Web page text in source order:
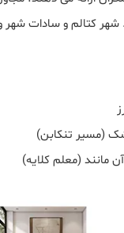
کتالم و سادات‌ شهر
(مسیر تنکابن)
مانند (معلم‌ کلایه)